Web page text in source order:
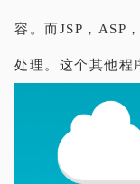
容。而JSP，ASP
处理。这个其他程